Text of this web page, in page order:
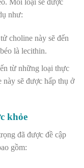
Mỗi loại sẽ được
như:
choline này sẽ đến
là lecithin.
từ những loại thực
sẽ được hấp thụ ở
khỏe
đã được đề cập
gồm: